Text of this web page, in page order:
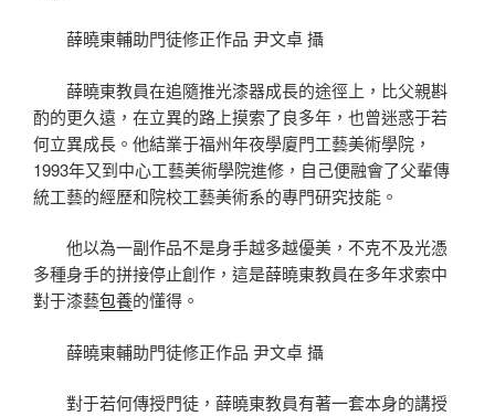
薛曉東輔助門徒修正作品 尹文卓 攝
薛曉東教員在追隨推光漆器成長的途徑上，比父親斟
酌的更久遠，在立異的路上摸索了良多年，也曾迷惑于若
何立異成長。他結業于福州年夜學廈門工藝美術學院，
1993年又到中心工藝美術學院進修，自己便融會了父輩傳
統工藝的經歷和院校工藝美術系的專門研究技能。
他以為一副作品不是身手越多越優美，不克不及光憑
多種身手的拼接停止創作，這是薛曉東教員在多年求索中
對于漆藝包養的懂得。
薛曉東輔助門徒修正作品 尹文卓 攝
對于若何傳授門徒，薛曉東教員有著一套本身的講授